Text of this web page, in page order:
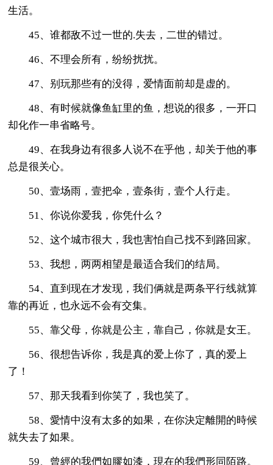
生活。
45、谁都敌不过一世的.失去，二世的错过。
46、不理会所有，纷纷扰扰。
47、别玩那些有的没得，爱情面前却是虚的。
48、有时候就像鱼缸里的鱼，想说的很多，一开口
却化作一串省略号。
49、在我身边有很多人说不在乎他，却关于他的事
总是很关心。
50、壹场雨，壹把伞，壹条街，壹个人行走。
51、你说你爱我，你凭什么？
52、这个城市很大，我也害怕自己找不到路回家。
53、我想，两两相望是最适合我们的结局。
54、直到现在才发现，我们俩就是两条平行线就算
靠的再近，也永远不会有交集。
55、靠父母，你就是公主，靠自己，你就是女王。
56、很想告诉你，我是真的爱上你了，真的爱上
了！
57、那天我看到你笑了，我也笑了。
58、愛情中沒有太多的如果，在你決定離開的時候
就失去了如果。
59、曾經的我們如膠如漆，現在的我們形同陌路。